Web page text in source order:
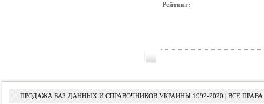
Рейтинг:
ПРОДАЖА БАЗ ДАННЫХ И СПРАВОЧНИКОВ УКРАИНЫ 1992-2020 | ВСЕ